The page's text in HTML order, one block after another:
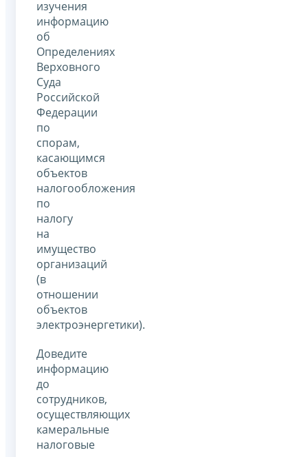
изучения
информацию
об
Определениях
Верховного
Суда
Российской
Федерации
по
спорам,
касающимся
объектов
налогообложения
по
налогу
на
имущество
организаций
(в
отношении
объектов
электроэнергетики).
Доведите
информацию
до
сотрудников,
осуществляющих
камеральные
налоговые